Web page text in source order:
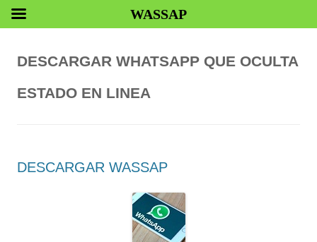
DESCARGAR WHATSAPP QUE OCULTA
ESTADO EN LINEA
DESCARGAR WASSAP
WASSAP